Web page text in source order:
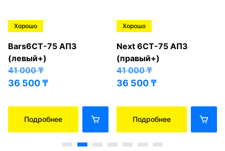
Хорошо
Bars6СТ-75 АПЗ
(левый+)
41 000₸
36 500₸
Подробнее
Хорошо
Next 6СТ-75 АПЗ
(правый+)
41 000₸
36 500₸
Подробнее